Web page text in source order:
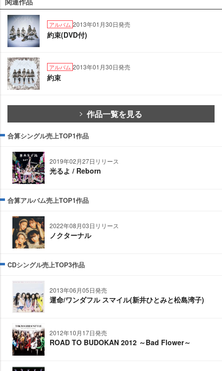
アルバム 2013年01月30日発売
約束(DVD付)
アルバム 2013年01月30日発売
約束
作品一覧を見る
合算シングル売上TOP1作品
2019年02月27日リリース
光るよ / Reborn
合算アルバム売上TOP1作品
2022年08月03日リリース
ノクターナル
CDシングル売上TOP3作品
2013年06月05日発売
運命/ワンダフル スマイル(新井ひとみと松島湾子)
2012年10月17日発売
ROAD TO BUDOKAN 2012 ～Bad Flower～